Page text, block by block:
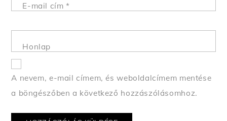
E-mail cím*
Honlap
A nevem, e-mail címem, és weboldalcímem mentése
a böngészőben a következő hozzászólásomhoz.